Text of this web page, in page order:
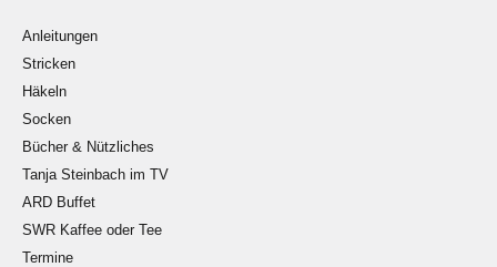
Anleitungen
Stricken
Häkeln
Socken
Bücher & Nützliches
Tanja Steinbach im TV
ARD Buffet
SWR Kaffee oder Tee
Termine